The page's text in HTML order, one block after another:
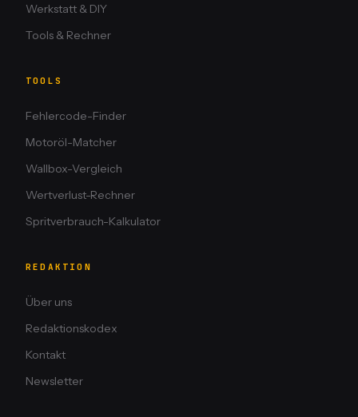
Werkstatt & DIY
Tools & Rechner
TOOLS
Fehlercode-Finder
Motoröl-Matcher
Wallbox-Vergleich
Wertverlust-Rechner
Spritverbrauch-Kalkulator
REDAKTION
Über uns
Redaktionskodex
Kontakt
Newsletter